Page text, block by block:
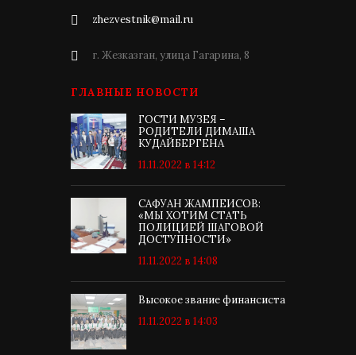
zhezvestnik@mail.ru
г. Жезказган, улица Гагарина, 8
ГЛАВНЫЕ НОВОСТИ
ГОСТИ МУЗЕЯ –
РОДИТЕЛИ ДИМАША
КУДАЙБЕРГЕНА
11.11.2022 в 14:12
САФУАН ЖАМПЕИСОВ:
«МЫ ХОТИМ СТАТЬ
ПОЛИЦИЕЙ ШАГОВОЙ
ДОСТУПНОСТИ»
11.11.2022 в 14:08
Высокое звание финансиста
11.11.2022 в 14:03